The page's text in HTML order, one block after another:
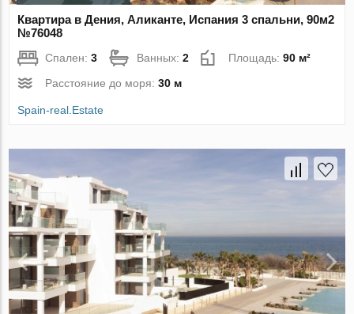
Квартира в Дения, Аликанте, Испания 3 спальни, 90м2
№76048
Спален:3 Ванных:2 Площадь:90 м²
Расстояние до моря:30 м
Spain-real.Estate